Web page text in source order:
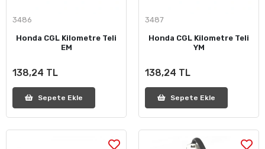
3486
Honda CGL Kilometre Teli
EM
138,24 TL
Sepete Ekle
3487
Honda CGL Kilometre Teli
YM
138,24 TL
Sepete Ekle